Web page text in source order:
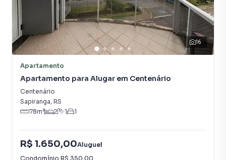
16
Apartamento
Apartamento para Alugar em Centenário
Centenário
Sapiranga, RS
78m² 2 1 1
R$ 1.650,00Aluguel
Condomínio R$ 350,00